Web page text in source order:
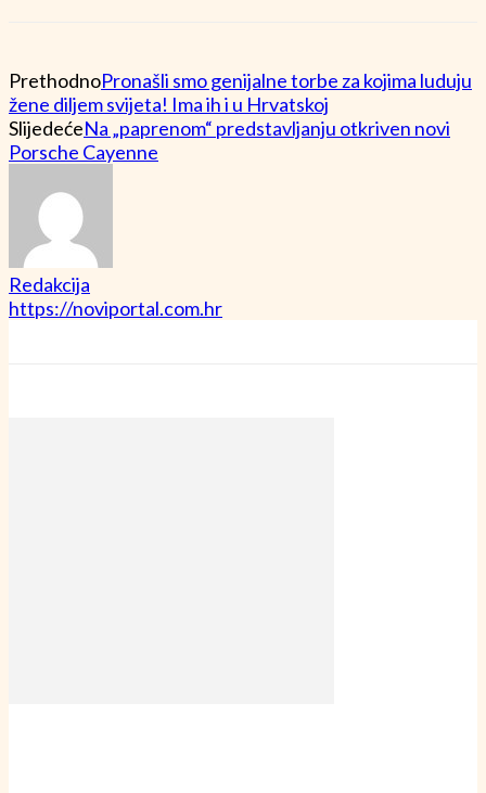
PrethodnoPronašli smo genijalne torbe za kojima luduju
žene diljem svijeta! Ima ih i u Hrvatskoj
SlijedećeNa „paprenom“ predstavljanju otkriven novi
Porsche Cayenne
Redakcija
https://noviportal.com.hr